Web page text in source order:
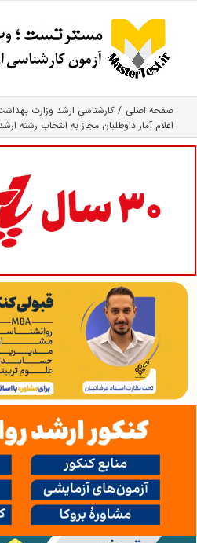
content
صفحه اصلی
کارشناسی ارشد وزارت
اعلام آمار داوطلبان مجاز به انتخاب رشته ارشد